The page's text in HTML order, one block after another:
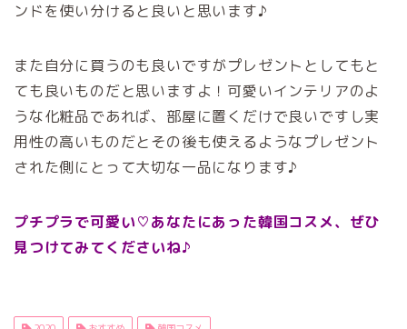
ンドを使い分けると良いと思います♪
また自分に買うのも良いですがプレゼントとしてもと
ても良いものだと思いますよ！可愛いインテリアのよ
うな化粧品であれば、部屋に置くだけで良いですし実
用性の高いものだとその後も使えるようなプレゼント
された側にとって大切な一品になります♪
プチプラで可愛い♡あなたにあった韓国コスメ、ぜひ
見つけてみてくださいね♪